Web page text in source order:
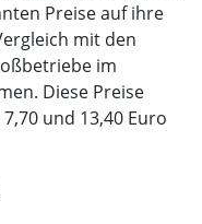
Preise auf ihre
mit den
im
Diese Preise
und 13,40 Euro